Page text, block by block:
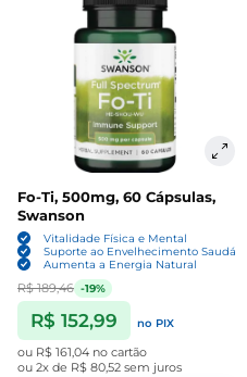
Fo-Ti, 500mg, 60 Cápsulas,
Swanson
Vitalidade Física e Mental
Suporte ao Envelhecimento Saudável
Aumenta a Energia Natural
R$ 189,46 -19%
R$ 152,99 no PIX
ou R$ 161,04 no cartão
ou 2x de R$ 80,52 sem juros